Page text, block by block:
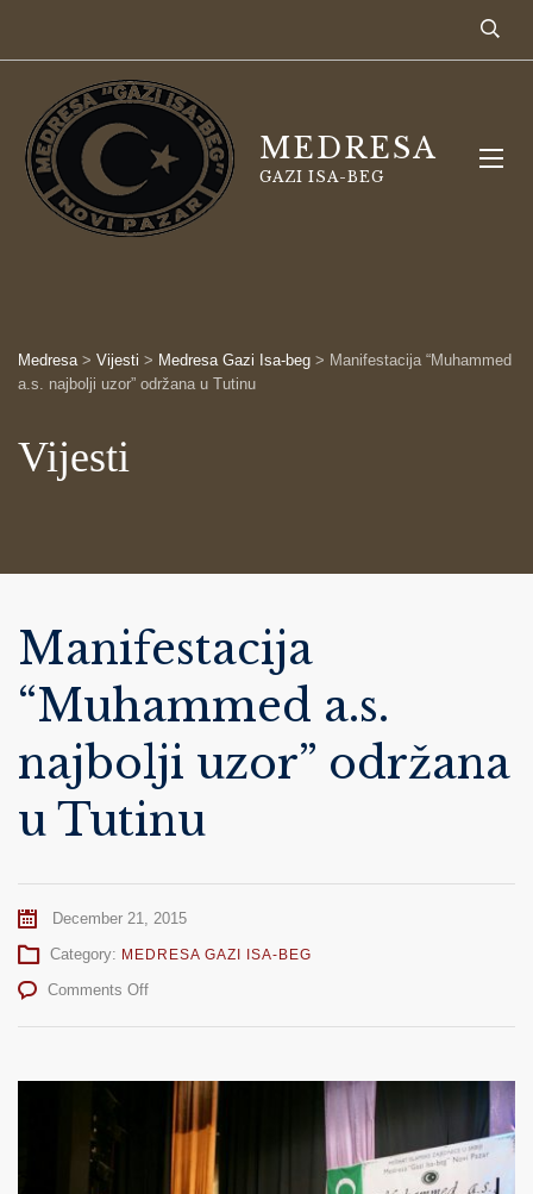
MEDRESA
GAZI ISA-BEG
Medresa> Vijesti > Medresa Gazi Isa-beg > Manifestacija “Muhammed
a.s. najbolji uzor” održana u Tutinu
Vijesti
Manifestacija
“Muhammed a.s.
najbolji uzor” održana
u Tutinu
December 21, 2015
Category: MEDRESA GAZI ISA-BEG
Comments Offon
najbolji
održana